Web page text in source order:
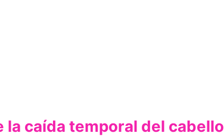
la caída temporal del cabello